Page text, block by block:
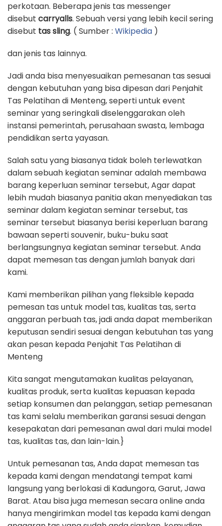
perkotaan. Beberapa jenis tas messenger
disebut carryalls. Sebuah versi yang lebih kecil sering
disebut tas sling. ( Sumber : Wikipedia )
dan jenis tas lainnya.
Jadi anda bisa menyesuaikan pemesanan tas sesuai
dengan kebutuhan yang bisa dipesan dari Penjahit
Tas Pelatihan di Menteng, seperti untuk event
seminar yang seringkali diselenggarakan oleh
instansi pemerintah, perusahaan swasta, lembaga
pendidikan serta yayasan.
Salah satu yang biasanya tidak boleh terlewatkan
dalam sebuah kegiatan seminar adalah membawa
barang keperluan seminar tersebut, Agar dapat
lebih mudah biasanya panitia akan menyediakan tas
seminar dalam kegiatan seminar tersebut, tas
seminar tersebut biasanya berisi keperluan barang
bawaan seperti souvenir, buku-buku saat
berlangsungnya kegiatan seminar tersebut. Anda
dapat memesan tas dengan jumlah banyak dari
kami.
Kami memberikan pilihan yang fleksible kepada
pemesan tas untuk model tas, kualitas tas, serta
anggaran perbuah tas, jadi anda dapat memberikan
keputusan sendiri sesuai dengan kebutuhan tas yang
akan pesan kepada Penjahit Tas Pelatihan di
Menteng
Kita sangat mengutamakan kualitas pelayanan,
kualitas produk, serta kualitas kepuasan kepada
setiap konsumen dan pelanggan, setiap pemesanan
tas kami selalu memberikan garansi sesuai dengan
kesepakatan dari pemesanan awal dari mulai model
tas, kualitas tas, dan lain-lain.}
Untuk pemesanan tas, Anda dapat memesan tas
kepada kami dengan mendatangi tempat kami
langsung yang berlokasi di Kadungora, Garut, Jawa
Barat. Atau bisa juga memesan secara online anda
hanya mengirimkan model tas kepada kami dengan